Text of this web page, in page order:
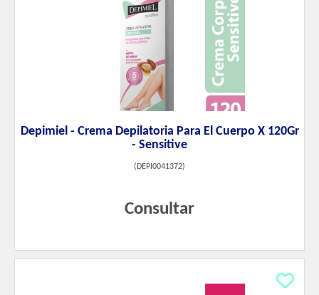
Depimiel - Crema Depilatoria Para El Cuerpo X 120Gr
- Sensitive
( DEPI0041372)
Consultar